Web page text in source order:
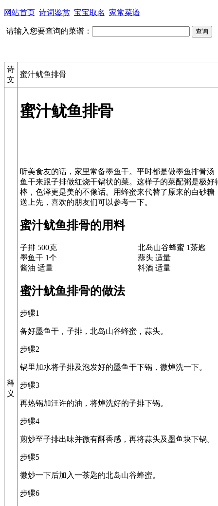
网站首页 诗词鉴赏 宝宝取名 家常菜谱
请输入您要查询的菜谱：
诗
文
蜜汁鱿鱼排骨
释
义
蜜汁鱿鱼排骨
听美食友的话，家里常备墨鱼干。平时都是做墨鱼排骨
鱼干来跟子排做红烧干锅状的菜。这样子的菜配粥是极
棒，色泽更是美的不像话。用蜂蜜来代替了原来的白砂
蜜汁鱿鱼排骨的用料
子排 500克
北岛山谷蜂蜜 1茶匙
墨鱼干 1个
蒜头 适量
酱油 适量
料酒 适量
蜜汁鱿鱼排骨的做法
步骤1
备好墨鱼干，子排，北岛山谷蜂蜜，蒜头。
步骤2
锅里加水将子排及泡发好的墨鱼干下锅，微焯洗一下。
步骤3
再热锅加汪许的油，将焯洗好的子排下锅。
步骤4
煎炒至子排出味并微有酥香感，再将蒜头及墨鱼块下锅。
步骤5
微炒一下后加入一茶匙的北岛山谷蜂蜜。
步骤6